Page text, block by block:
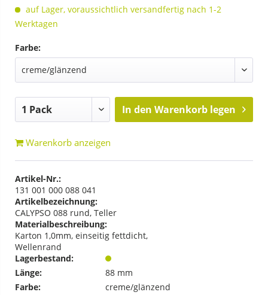
auf Lager, voraussichtlich versandfertig nach 1-2
Werktagen
Farbe:
In den Warenkorb legen
Warenkorb anzeigen
Artikel-Nr.:
131 001 000 088 041
Artikelbezeichnung:
CALYPSO 088 rund, Teller
Materialbeschreibung:
Karton 1,0mm, einseitig fettdicht,
Wellenrand
Lagerbestand:
Länge:
88 mm
Farbe:
creme/glänzend